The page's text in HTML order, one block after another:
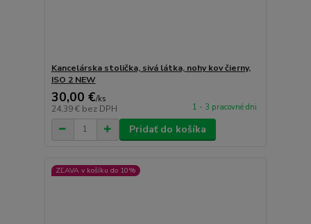
Kancelárska stolička, sivá látka, nohy kov čierny,
ISO 2 NEW
30,00 €/ks
24,39 € bez DPH 1 - 3 pracovné dni
Pridať do košíka
ZĽAVA v košíku do 10%